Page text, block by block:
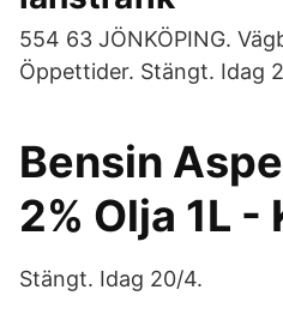
554 63 JÖNKÖPING.
Öppettider. Stängt. Idag
Bensin
2% Olja 1L -
Stängt. Idag 20/4.